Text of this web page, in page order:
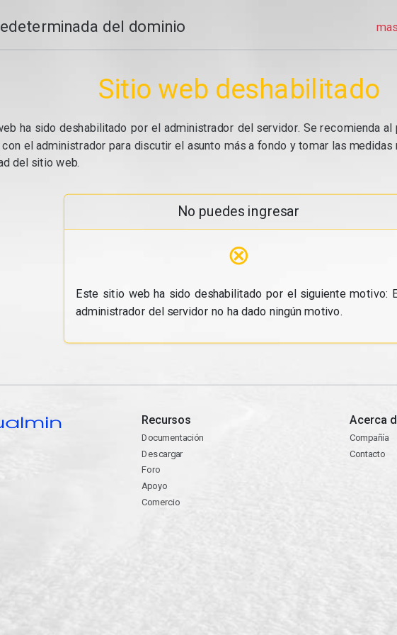
del dominio
Sitio web deshabilitado
ha sido deshabilitado por el administrador del servidor. Se recomienda
el administrador para discutir el asunto más a fondo y tomar las medidas
del sitio web.
No puedes ingresar
⊗
Este sitio web ha sido deshabilitado por el siguiente motivo:
administrador del servidor no ha dado ningún motivo.
Recursos
Documentación
Descargar
Foro
Apoyo
Comercio
Acerca
Compañía
Contacto